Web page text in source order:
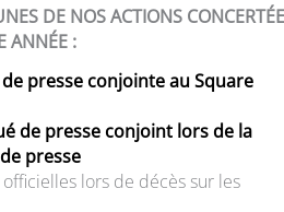
DE NOS ACTIONS
ANNÉE :
presse conjointe au Square
de presse conjoint lors de la
presse
lors de décès sur les